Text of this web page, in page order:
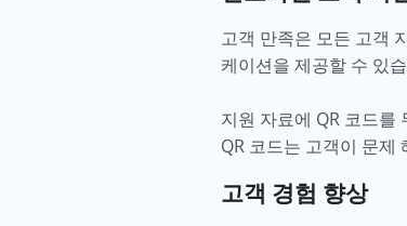
고객 만족은 모든 고객
케이션을 제공할 수 있
지원 자료에 QR 코드를
QR 코드는 고객이 문제
고객 경험 향상